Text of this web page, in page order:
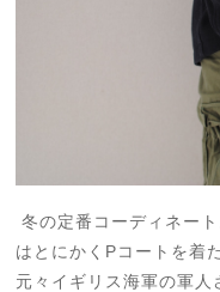
冬の定番コーディネー
はとにかくPコートを着
元々イギリス海軍の軍